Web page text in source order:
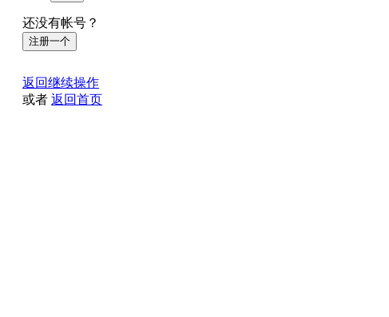
还没有帐号？
注册一个
返回继续操作
或者 返回首页